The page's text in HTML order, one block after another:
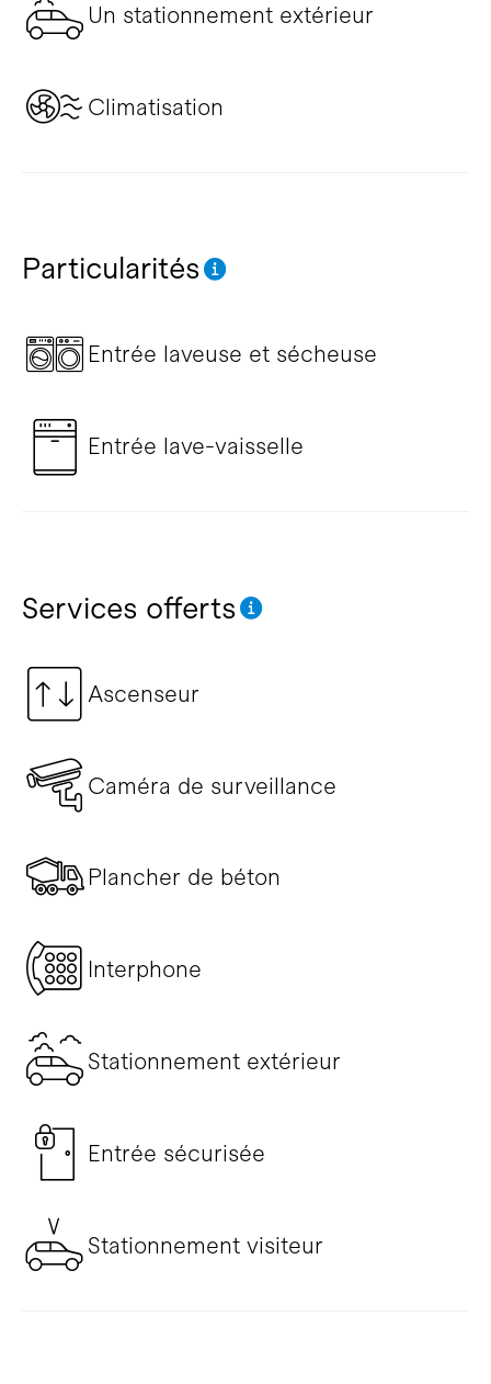
Un stationnement extérieur
Climatisation
Particularités
Entrée laveuse et sécheuse
Entrée lave-vaisselle
Services offerts
Ascenseur
Caméra de surveillance
Plancher de béton
Interphone
Stationnement extérieur
Entrée sécurisée
Stationnement visiteur